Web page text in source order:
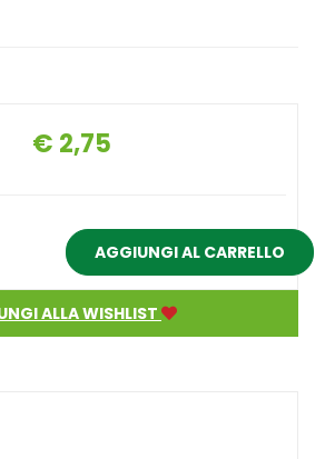
Prezzo
€ 2,75
AGGIUNGI AL CARRELLO
ALLA WISHLIST